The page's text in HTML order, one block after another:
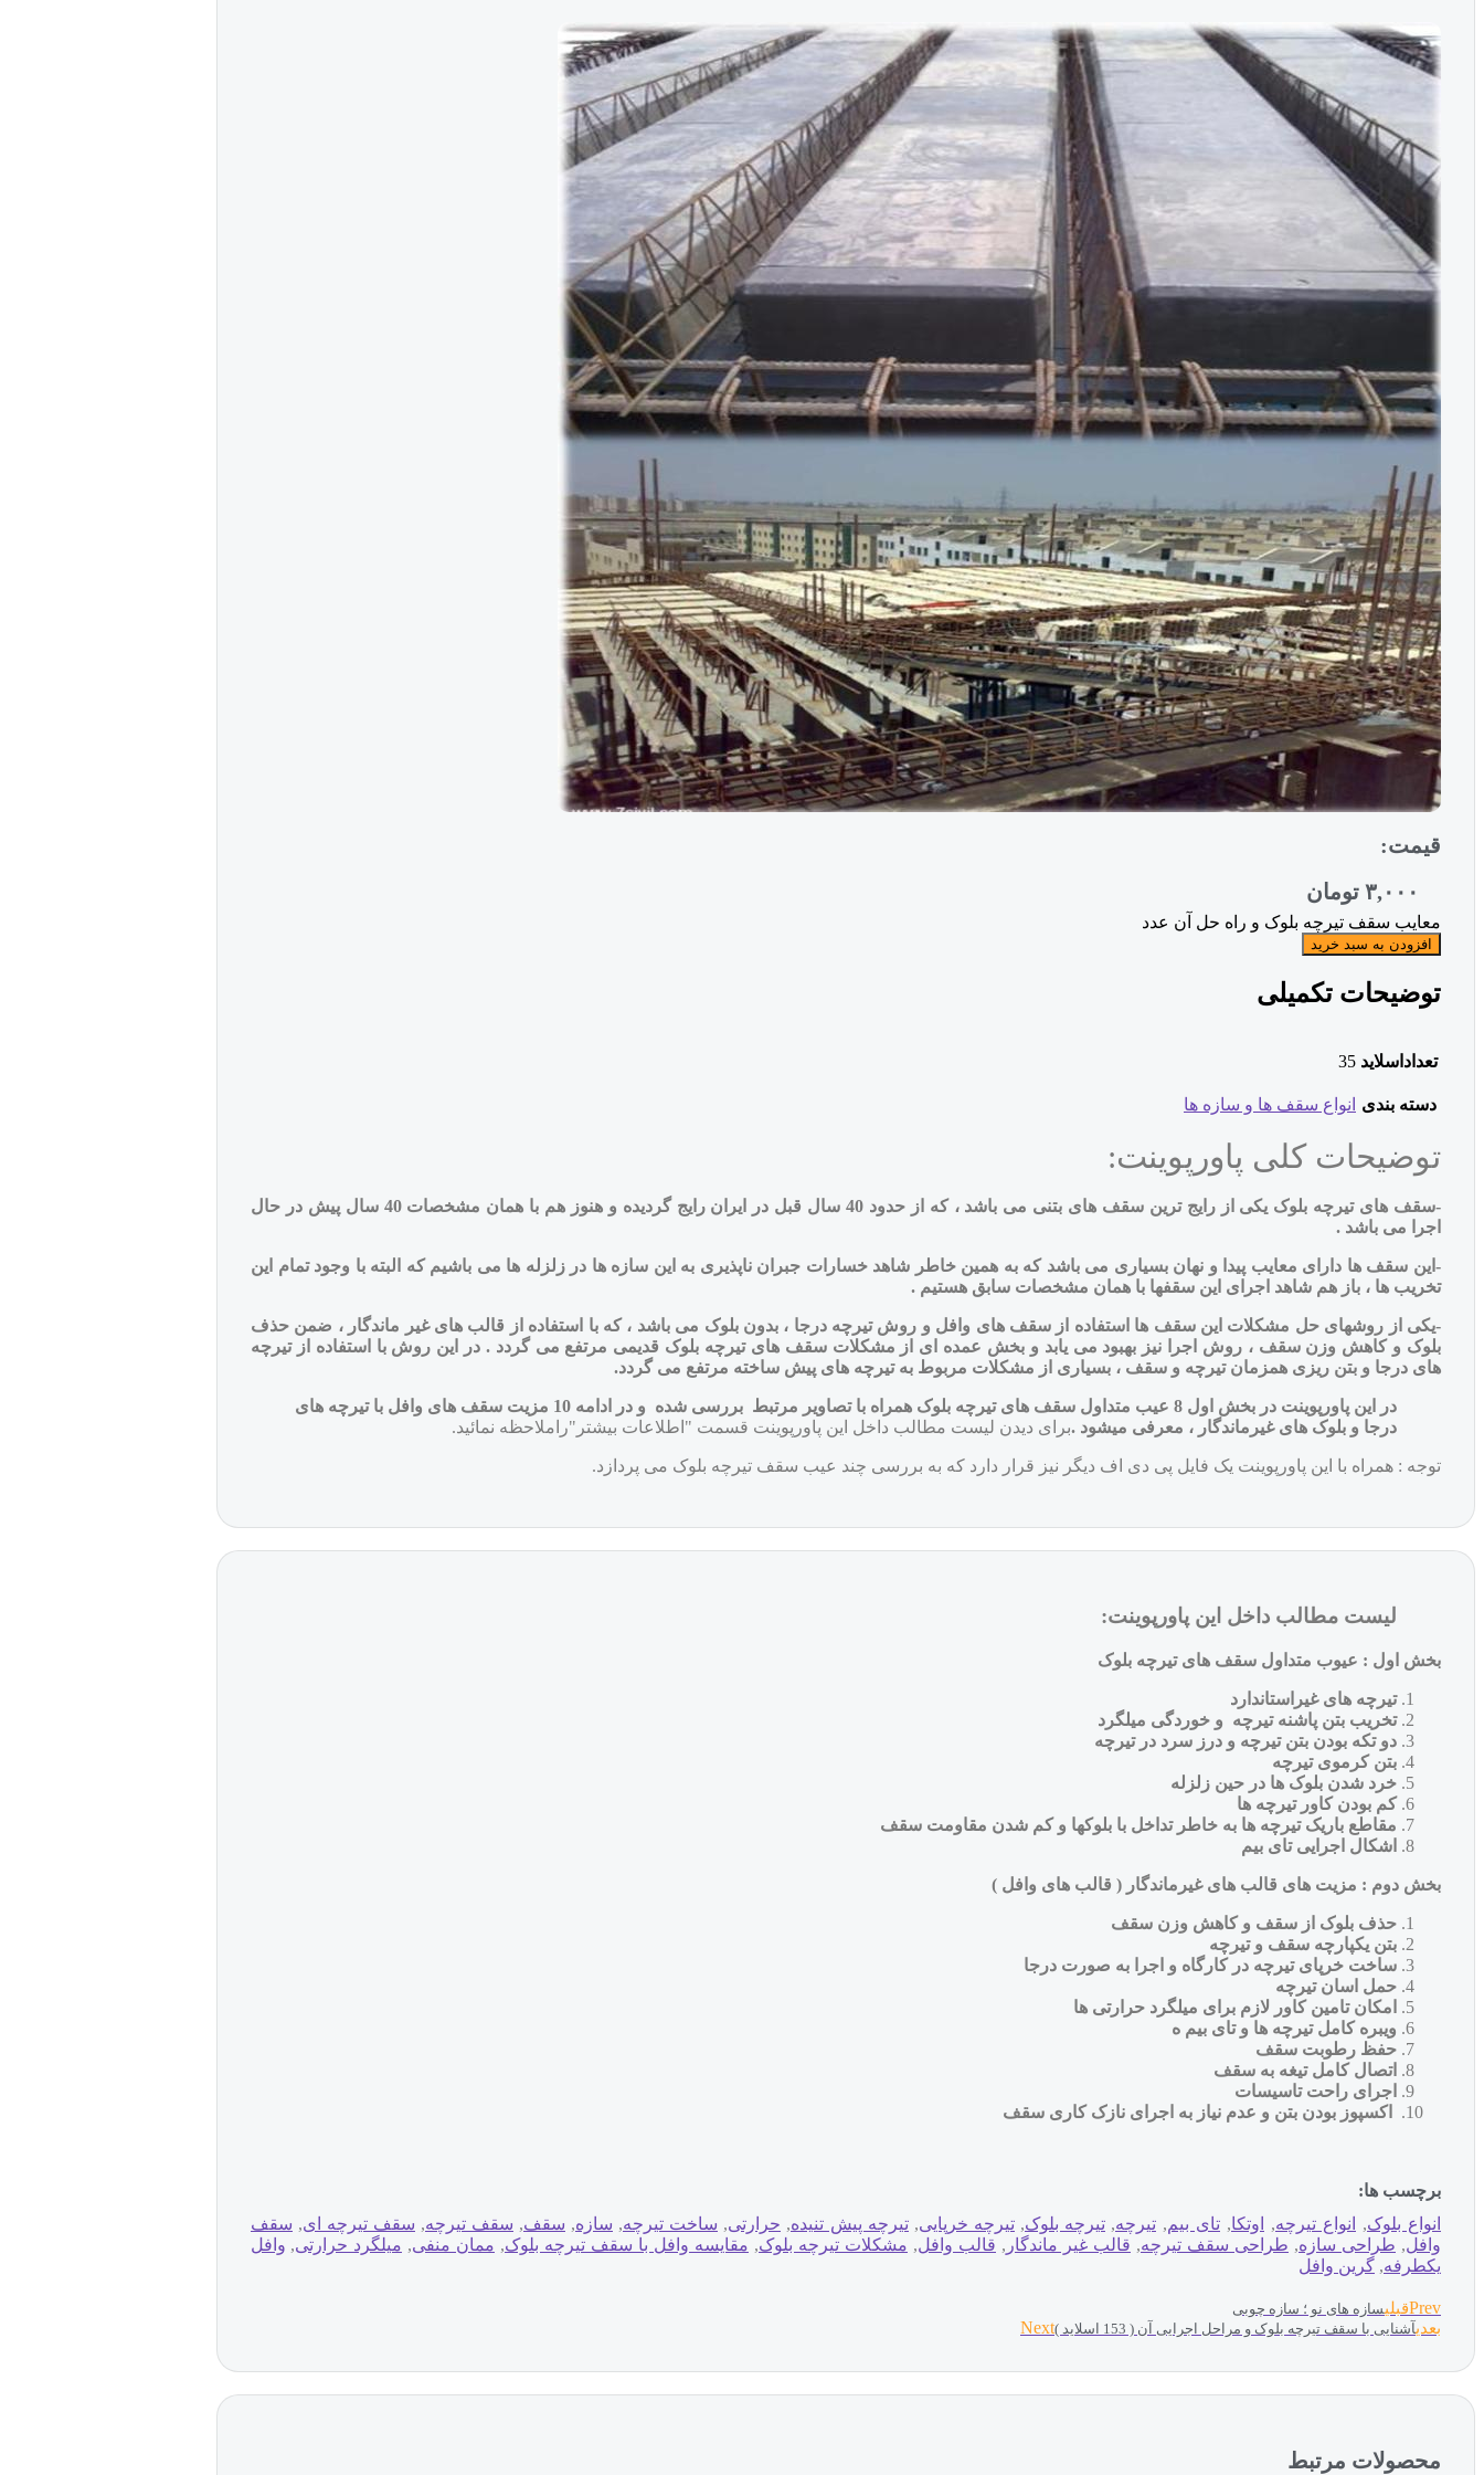
قیمت:
۳,۰۰۰ تومان
معایب سقف تیرچه بلوک و راه حل آن عدد
افزودن به سبد خرید
توضیحات تکمیلی
تعداداسلاید 35
دسته بندی انواع سقف ها و سازه ها
توضیحات کلی پاورپوینت:
-سقف های تیرچه بلوک یکی از رایج ترین سقف های بتنی می باشد ، که از حدود 40 سال قبل در ایران رایج گردیده و هنوز هم با همان مشخصات 40 سال پیش در حال
اجرا می باشد .
-این سقف ها دارای معایب پیدا و نهان بسیاری می باشد که به همین خاطر شاهد خسارات جبران ناپذیری به این سازه ها در زلزله ها می باشیم که البته با وجود تمام این
تخریب ها ، باز هم شاهد اجرای این سقفها با همان مشخصات سابق هستیم .
-یکی از روشهای حل مشکلات این سقف ها استفاده از سقف های وافل و روش تیرچه درجا ، بدون بلوک می باشد ، که با استفاده از قالب های غیر ماندگار ، ضمن حذف
بلوک و کاهش وزن سقف ، روش اجرا نیز بهبود می یابد و بخش عمده ای از مشکلات سقف های تیرچه بلوک قدیمی مرتفع می گردد . در این روش با استفاده از تیرچه
های درجا و بتن ریزی همزمان تیرچه و سقف ، بسیاری از مشکلات مربوط به تیرچه های پیش ساخته مرتفع می گردد.
در این پاورپوینت در بخش اول 8 عیب متداول سقف های تیرچه بلوک همراه با تصاویر مرتبط بررسی شده و در ادامه 10 مزیت سقف های وافل با تیرچه های
درجا و بلوک های غیرماندگار ، معرفی میشود .برای دیدن لیست مطالب داخل این پاورپوینت قسمت "اطلاعات بیشتر"راملاحظه نمائید.
توجه : همراه با این پاورپوینت یک فایل پی دی اف دیگر نیز قرار دارد که به بررسی چند عیب سقف تیرچه بلوک می پردازد.
لیست مطالب داخل این پاورپوینت:
بخش اول : عیوب متداول سقف های تیرچه بلوک
تیرچه های غیراستاندارد
تخریب بتن پاشنه تیرچه و خوردگی میلگرد
دو تکه بودن بتن تیرچه و درز سرد در تیرچه
بتن کرموی تیرچه
خرد شدن بلوک ها در حین زلزله
کم بودن کاور تیرچه ها
مقاطع باریک تیرچه ها به خاطر تداخل با بلوکها و کم شدن مقاومت سقف
اشکال اجرایی تای بیم
بخش دوم : مزیت های قالب های غیرماندگار ( قالب های وافل )
حذف بلوک از سقف و کاهش وزن سقف
بتن یکپارچه سقف و تیرچه
ساخت خرپای تیرچه در کارگاه و اجرا به صورت درجا
حمل اسان تیرچه
امکان تامین کاور لازم برای میلگرد حرارتی ها
ویبره کامل تیرچه ها و تای بیم ه
حفظ رطوبت سقف
اتصال کامل تیغه به سقف
اجرای راحت تاسیسات
اکسپوز بودن بتن و عدم نیاز به اجرای نازک کاری سقف
برچسب ها:
انواع بلوک, انواع تیرچه, اوتکا, تای بیم, تیرچه, تیرچه بلوک, تیرچه خرپایی, تیرچه پیش تنیده, حرارتی, ساخت تیرچه, سازه, سقف, سقف تیرچه, سقف تیرچه ای, سقف
وافل, طراحی سازه, طراحی سقف تیرچه, قالب غیر ماندگار , قالب وافل, مشکلات تیرچه بلوک, مقایسه وافل با سقف تیرچه بلوک, ممان منفی, میلگرد حرارتی, وافل
یکطرفه, گرین وافل
Prevقبلیسازه های نو ؛ سازه چوبی
بعدیآشنایی با سقف تیرچه بلوک و مراحل اجرایی آن ( 153 اسلاید ) Next
محصولات مرتبط